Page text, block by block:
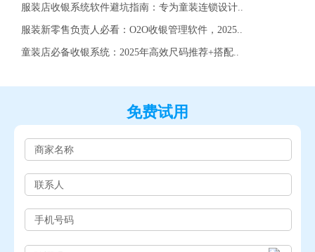
服装店收银系统软件避坑指南：专为童装连锁设计..
服装新零售负责人必看：O2O收银管理软件，2025..
童装店必备收银系统：2025年高效尺码推荐+搭配..
免费试用